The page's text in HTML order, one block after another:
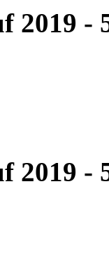
2019 -
2019 -